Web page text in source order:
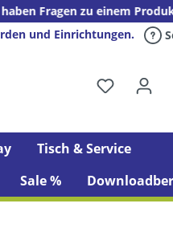
zu einem Produkt? +
und Einrichtungen.
Tisch & Service
Sale %